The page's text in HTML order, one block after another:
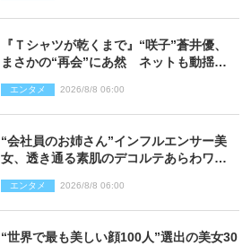
『Ｔシャツが乾くまで』“咲子”蒼井優、
まさかの“再会”にあ然 ネットも動揺
レあり）
エンタメ 2026/8/8 06:00
“会社員のお姉さん”インフルエンサー美
女、透き通る素肌のデコルテあらわワン
エンタメ 2026/8/8 06:00
“世界で最も美しい顔100人”選出の美女30